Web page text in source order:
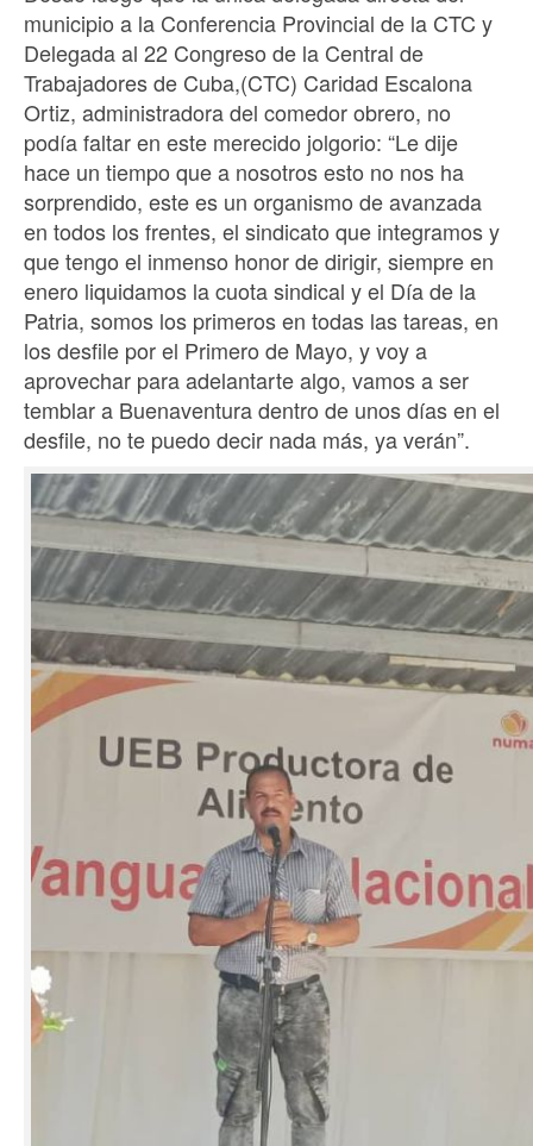
municipio a la Conferencia Provincial de la CTC y
Delegada al 22 Congreso de la Central de
Trabajadores de Cuba,(CTC) Caridad Escalona
Ortiz, administradora del comedor obrero, no
podía faltar en este merecido jolgorio: “Le dije
hace un tiempo que a nosotros esto no nos ha
sorprendido, este es un organismo de avanzada
en todos los frentes, el sindicato que integramos y
que tengo el inmenso honor de dirigir, siempre en
enero liquidamos la cuota sindical y el Día de la
Patria, somos los primeros en todas las tareas, en
los desfile por el Primero de Mayo, y voy a
aprovechar para adelantarte algo, vamos a ser
temblar a Buenaventura dentro de unos días en el
desfile, no te puedo decir nada más, ya verán”.